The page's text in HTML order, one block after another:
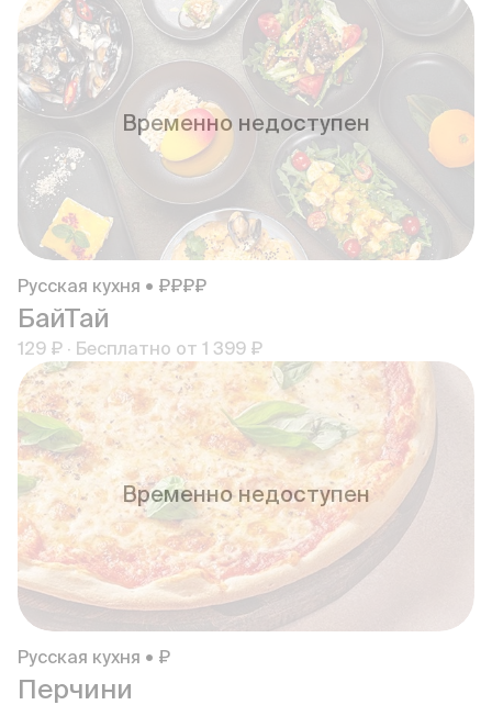
Временно недоступен
Русская кухня • ₽₽₽₽
БайТай
129 ₽ · Бесплатно от 1 399 ₽
Временно недоступен
Русская кухня • ₽
Перчини